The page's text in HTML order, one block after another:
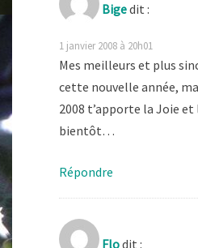
Bigedit :
1 janvier 2008 à 20h01
Mes meilleurs et plus
cette nouvelle année,
2008 t’apporte la Joie
bientôt…
Répondre
Flodit :